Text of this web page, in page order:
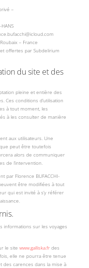
–
– France
offertes par Subdelirium
du site et des
pleine et entière des
Ces conditions d’utilisation
à tout moment, les
à les consulter de manière
aux utilisateurs. Une
peut être toutefois
alors de communiquer
de l’intervention.
par Florence BUFACCHI-
être modifiées à tout
qui est invité à s’y référer
sur les voyages
le site www.galliska.frdes
elle ne pourra être tenue
des carences dans la mise à